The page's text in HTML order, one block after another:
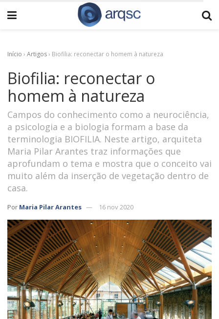
Início › Artigos› Biofilia: reconectar o homem à natureza
Biofilia: reconectar o
homem à natureza
Campos do conhecimento como a neurociência,
a psicologia e a biologia formam a base da
terminologia BIOFILIA. Neste artigo, arquiteta
Maria Pilar Arantes traz informações que
aprofundam o tema e mostra que o conceito vai
muito além da inserção de vegetação dentro de
casa.
Por Maria Pilar Arantes 16 nov 2020